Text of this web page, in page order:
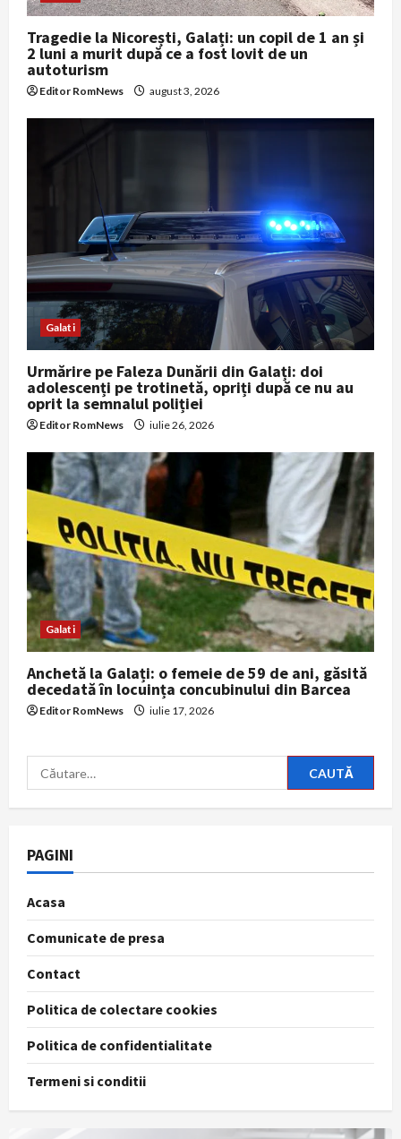
Tragedie la Nicorești, Galați: un copil de 1 an și
2 luni a murit după ce a fost lovit de un
autoturism
Editor RomNews august 3, 2026
Galati
Urmărire pe Faleza Dunării din Galați: doi
adolescenți pe trotinetă, opriți după ce nu au
oprit la semnalul poliției
Editor RomNews iulie 26, 2026
Galati
Anchetă la Galați: o femeie de 59 de ani, găsită
decedată în locuința concubinului din Barcea
Editor RomNews iulie 17, 2026
Caută
după:
PAGINI
Acasa
Comunicate de presa
Contact
Politica de colectare cookies
Politica de confidentialitate
Termeni si conditii